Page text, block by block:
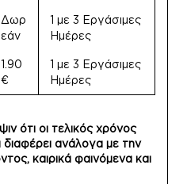
Δωρ
εάν
1 με 3 Εργάσιμες
Ημέρες
1.90
€
1 με 3 Εργάσιμες
Ημέρες
ότι οι τελικός χρόνος
ανάλογα με την
καιρικά φαινόμενα και